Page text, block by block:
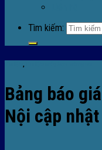
Tìm kiếm:
,
Bảng báo
Nội cập